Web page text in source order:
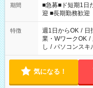
時/9-17時/9-18時/
時/22-翌6時/0-翌8
フト！
期間
■急募■ド短期1日
迎 ■長期勤務歓迎
特徴 週1日からOK / 日
業・WワークOK /
し / パソコンスキ
気になる！